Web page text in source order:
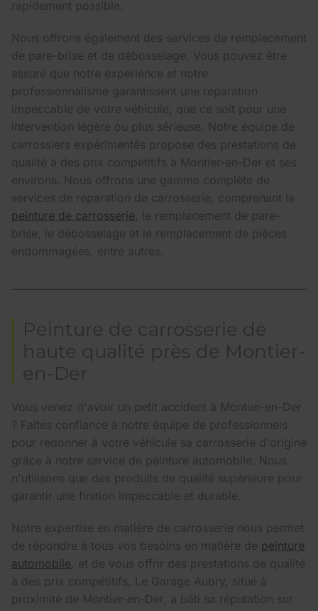
rapidement possible.
Nous offrons également des services de remplacement
de pare-brise et de débosselage. Vous pouvez être
assuré que notre expérience et notre
professionnalisme garantissent une réparation
impeccable de votre véhicule, que ce soit pour une
intervention légère ou plus sérieuse. Notre équipe de
carrossiers expérimentés propose des prestations de
qualité à des prix compétitifs à Montier-en-Der et ses
environs. Nous offrons une gamme complète de
services de réparation de carrosserie, comprenant la
peinture de carrosserie, le remplacement de pare-
brise, le débosselage et le remplacement de pièces
endommagées, entre autres.
Peinture de carrosserie de
haute qualité près de Montier-
en-Der
Vous venez d'avoir un petit accident à Montier-en-Der
? Faites confiance à notre équipe de professionnels
pour redonner à votre véhicule sa carrosserie d'origine
grâce à notre service de peinture automobile. Nous
n'utilisons que des produits de qualité supérieure pour
garantir une finition impeccable et durable.
Notre expertise en matière de carrosserie nous permet
de répondre à tous vos besoins en matière de peinture
automobile, et de vous offrir des prestations de qualité
à des prix compétitifs. Le Garage Aubry, situé à
proximité de Montier-en-Der, a bâti sa réputation sur